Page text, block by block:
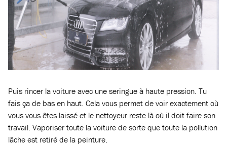
Puis rincer la voiture avec une seringue à haute pression. Tu
fais ça de bas en haut. Cela vous permet de voir exactement où
vous vous êtes laissé et le nettoyeur reste là où il doit faire son
travail. Vaporiser toute la voiture de sorte que toute la pollution
lâche est retiré de la peinture.